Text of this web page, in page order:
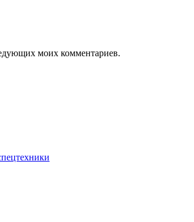
моих комментариев.